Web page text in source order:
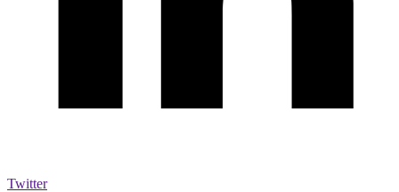
Twitter